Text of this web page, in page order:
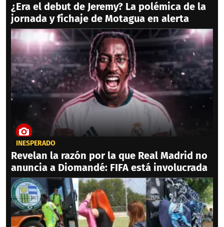
¿Era el debut de Jeremy? La polémica de la
jornada y fichaje de Motagua en alerta
INESPERADO
Revelan la razón por la que Real Madrid no
anuncia a Diomandé: FIFA está involucrada